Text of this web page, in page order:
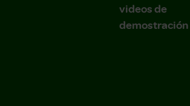
videos de
demostración